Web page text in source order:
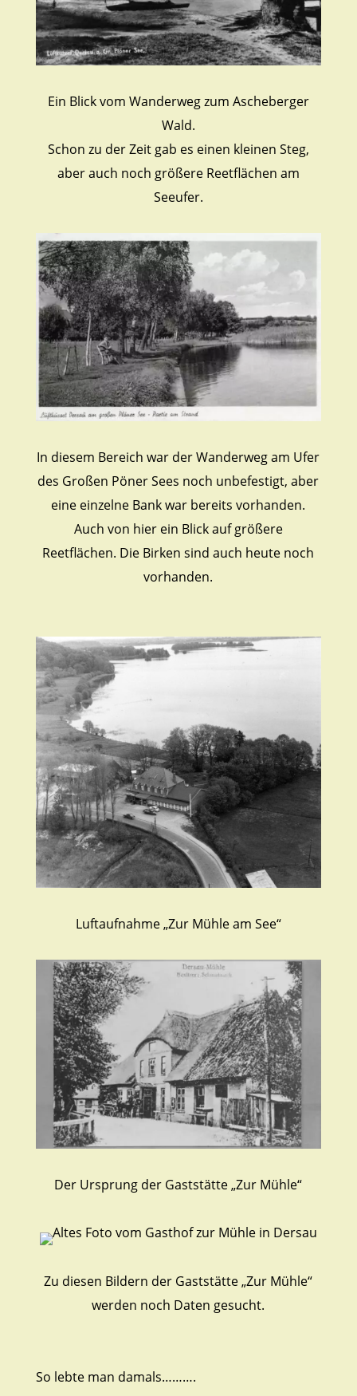
Ein Blick vom Wanderweg zum Ascheberger
Wald.
Schon zu der Zeit gab es einen kleinen Steg,
aber auch noch größere Reetflächen am
Seeufer.
In diesem Bereich war der Wanderweg am Ufer
des Großen Pöner Sees noch unbefestigt, aber
eine einzelne Bank war bereits vorhanden.
Auch von hier ein Blick auf größere
Reetflächen. Die Birken sind auch heute noch
vorhanden.
Luftaufnahme „Zur Mühle am See“
Der Ursprung der Gaststätte „Zur Mühle“
Zu diesen Bildern der Gaststätte „Zur Mühle“
werden noch Daten gesucht.
So lebte man damals……….